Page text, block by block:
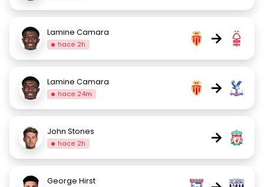
Lamine Camara
hace 2h →
Lamine Camara
hace 24m →
John Stones
hace 2h →
George Hirst